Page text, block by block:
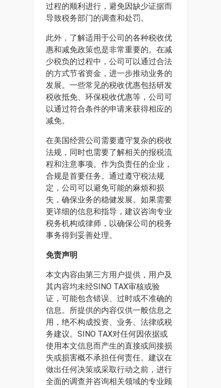
过程的顺利进行，避免因缺少证据而
导致税务部门的调查和处罚。
此外，了解适用于公司的各种税收优
惠和减免政策也是非常重要的。在减
少税负的过程中，公司可以通过合法
的方式节省资金，进一步推动业务的
发展。一些常见的税收优惠包括研发
税收抵免、环保税收优惠等，公司可
以通过符合条件的申请来获得相应的
减免。
在美国经营公司需要遵守复杂的税收
法规，同时也需要了解相关的报税流
程和注意事项。作为负责任的企业，
合规是首要任务。通过遵守税法规
定，公司可以避免可能的麻烦和损
失，确保业务的稳健发展。如果需要
更详细的信息和指导，建议咨询专业
税务机构或律师，以确保公司的税务
事务得到妥善处理。
免责声明
本文内容由第三方用户提供，用户及
其内容均未经SINO TAX审核或验
证，可能包含错误、过时或不准确的
信息。所提供的内容仅供一般信息之
用，绝不构成投资、业务、法律或税
务建议。SINO TAX对任何因依据或
使用本文信息而产生的直接或间接损
失或损害概不承担任何责任。建议在
做出任何决策或采取行动之前，进行
全面的调查并咨询相关领域的专业顾